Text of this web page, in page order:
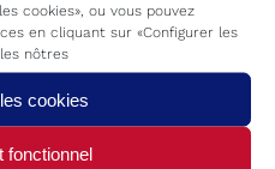
cookies», ou vous pouvez
en cliquant sur «Configurer les
nôtres
cookies
fonctionnel